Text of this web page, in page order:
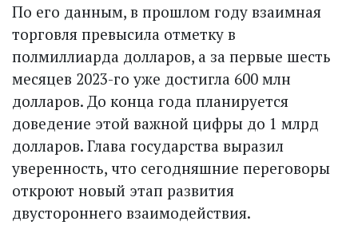
По его данным, в прошлом году взаимная
торговля превысила отметку в
полмиллиарда долларов, а за первые шесть
месяцев 2023-го уже достигла 600 млн
долларов. До конца года планируется
доведение этой важной цифры до 1 млрд
долларов. Глава государства выразил
уверенность, что сегодняшние переговоры
откроют новый этап развития
двустороннего взаимодействия.